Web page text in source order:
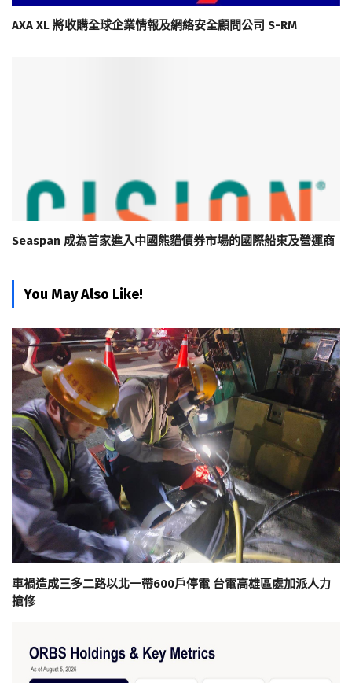
AXA XL 將收購全球企業情報及網絡安全顧問公司 S-RM
Seaspan 成為首家進入中國熊貓債券市場的國際船東及營運商
You May Also Like!
車禍造成三多二路以北一帶600戶停電 台電高雄區處加派人力
搶修